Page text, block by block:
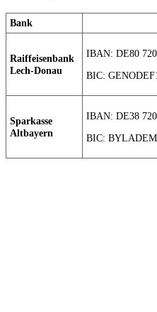
Bank
Raiffeisenbank
Lech-Donau
IBAN: DE80
BIC:
Sparkasse
Altbayern
IBAN: DE38
BIC: